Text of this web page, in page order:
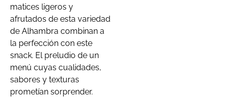
matices ligeros y
afrutados de esta variedad
de Alhambra combinan a
la perfección con este
snack. El preludio de un
menú cuyas cualidades,
sabores y texturas
prometían sorprender.